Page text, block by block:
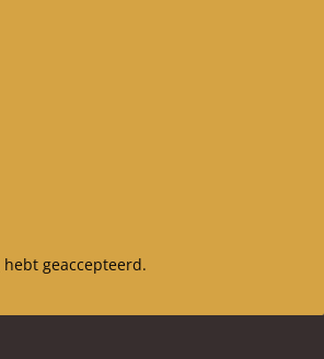
hebt geaccepteerd.